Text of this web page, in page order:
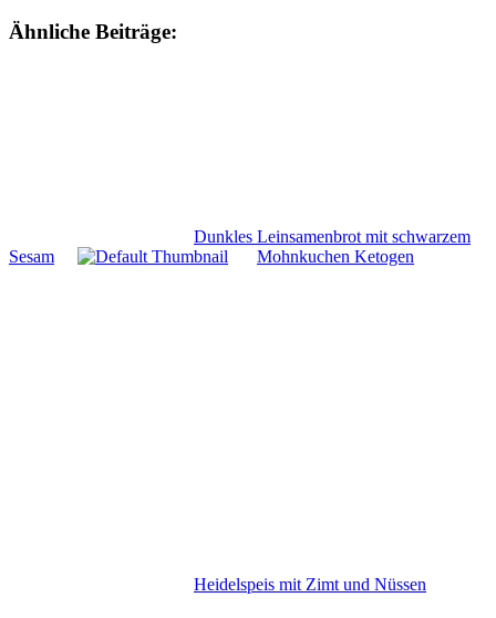
Ähnliche Beiträge:
Dunkles Leinsamenbrot mit schwarzem
Sesam
Mohnkuchen Ketogen
Heidelspeis mit Zimt und Nüssen